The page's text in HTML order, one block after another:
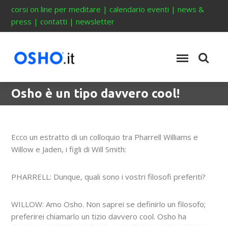
corsi on line per meditare |calendario eventi |news &
press |contatti |newsletter
Osho è un tipo davvero cool!
Ecco un estratto di un colloquio tra Pharrell Williams e
Willow e Jaden, i figli di Will Smith:
PHARRELL: Dunque, quali sono i vostri filosofi preferiti?
WILLOW: Amo Osho. Non saprei se definirlo un filosofo;
preferirei chiamarlo un tizio davvero cool. Osho ha